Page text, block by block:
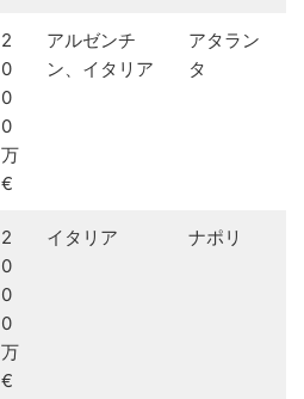
2
0
0
0
万
€
アルゼンチ
ン、イタリア
アタラン
タ
2
0
0
0
万
€
イタリア ナポリ